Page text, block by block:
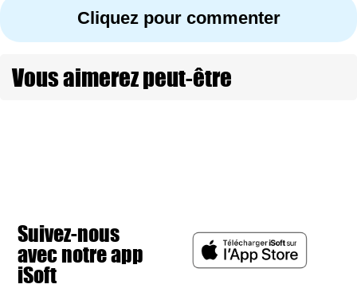
Cliquez pour commenter
Vous aimerez peut-être
Suivez-nous
avec notre app
iSoft